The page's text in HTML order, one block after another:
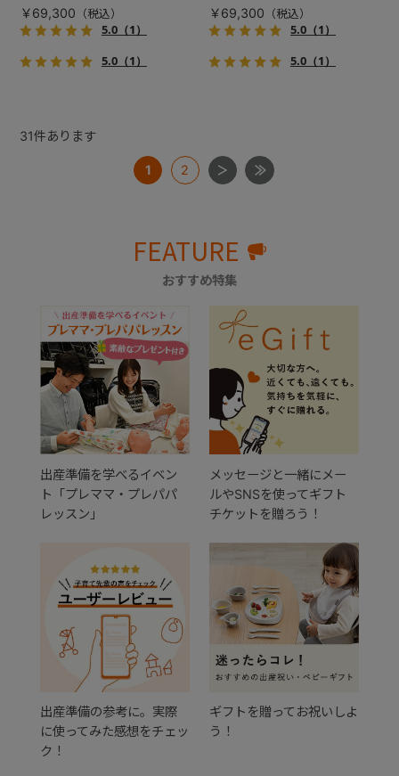
で、しかも1秒・自動収納機能
搭載！！
￥69,300
5.0（1）
5.0（1）
で、しかも1秒・自動収納機能
搭載！！
￥69,300
5.0（1）
5.0（1）
31件あります
1 2
FEATURE
おすすめ特集
出産準備を学べるイベン
ト「プレママ・プレパパ
レッスン」
メッセージと一緒にメー
ルやSNSを使ってギフト
チケットを贈ろう！
出産準備の参考に。実際
に使ってみた感想をチェッ
ク！
ギフトを贈ってお祝いしよ
う！